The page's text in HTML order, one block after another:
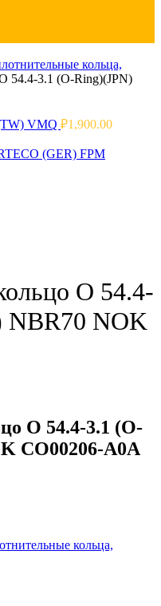
кольца,
54.4-3.1 (O-Ring)(JPN)
VMQ ₽1,900.00
(GER) FPM
O 54.4-
NBR70 NOK
O 54.4-3.1 (O-
CO00206-A0A
кольца,